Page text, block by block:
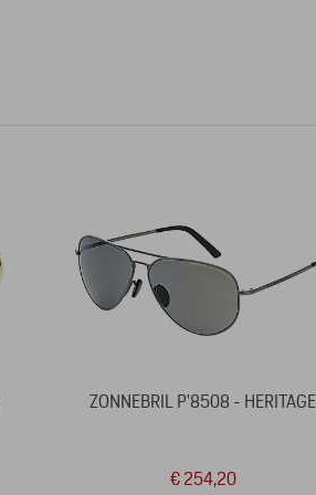
ZONNEBRIL P'8508 - HERITAGE
€ 254,20